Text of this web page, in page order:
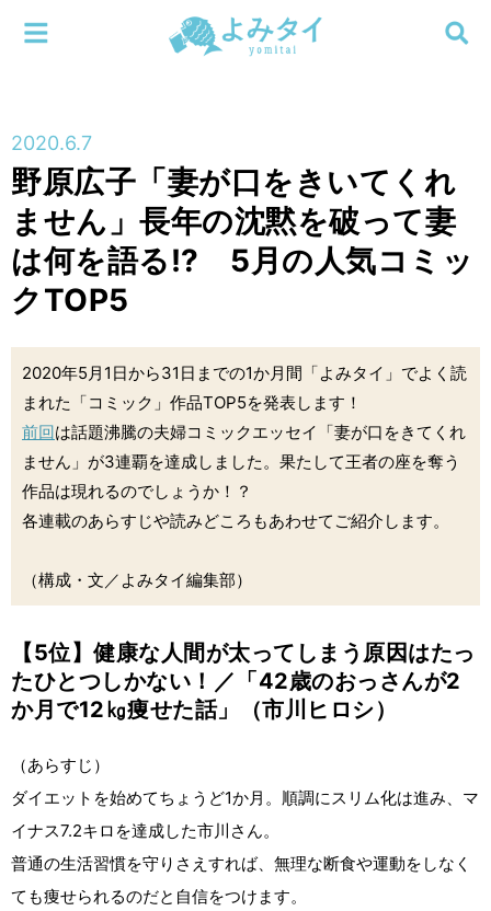
連載
新刊
特集
編集部
検索する
メニューを閉じる
2020.6.7
野原広子「妻が口をきいてくれ
ません」長年の沈黙を破って妻
は何を語る!? 5月の人気コミッ
クTOP5
2020年5月1日から31日までの1か月間「よみタイ」でよく読
まれた「コミック」作品TOP5を発表します！
前回は話題沸騰の夫婦コミックエッセイ「妻が口をきてくれ
ません」が3連覇を達成しました。果たして王者の座を奪う
作品は現れるのでしょうか！？
各連載のあらすじや読みどころもあわせてご紹介します。
（構成・文／よみタイ編集部）
【5位】健康な人間が太ってしまう原因はたっ
たひとつしかない！／「42歳のおっさんが2
か月で12㎏痩せた話」（市川ヒロシ）
（あらすじ）
ダイエットを始めてちょうど1か月。順調にスリム化は進み、マ
イナス7.2キロを達成した市川さん。
普通の生活習慣を守りさえすれば、無理な断食や運動をしなく
ても痩せられるのだと自信をつけます。